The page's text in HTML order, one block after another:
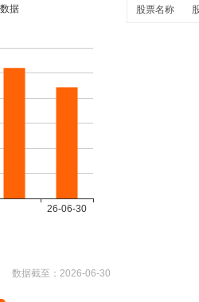
数据截至： 2026-06-30
股票名称